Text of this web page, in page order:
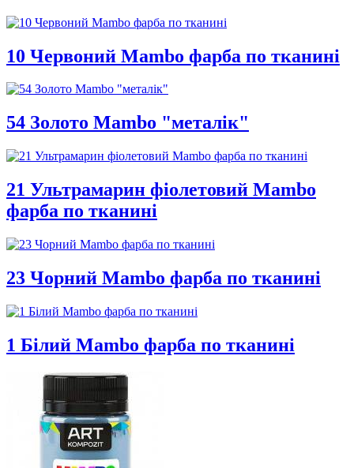
10 Червоний Mambo фарба по тканині
54 Золото Mambo "металік"
21 Ультрамарин фіолетовий Mambo
фарба по тканині
23 Чорний Mambo фарба по тканині
1 Білий Mambo фарба по тканині